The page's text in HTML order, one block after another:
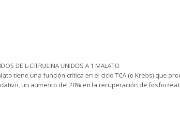
DE L-CITRULINA UNIDOS A 1 MALATO
tiene una función crítica en el ciclo TCA (o Krebs) que
un aumento del 20% en la recuperación de